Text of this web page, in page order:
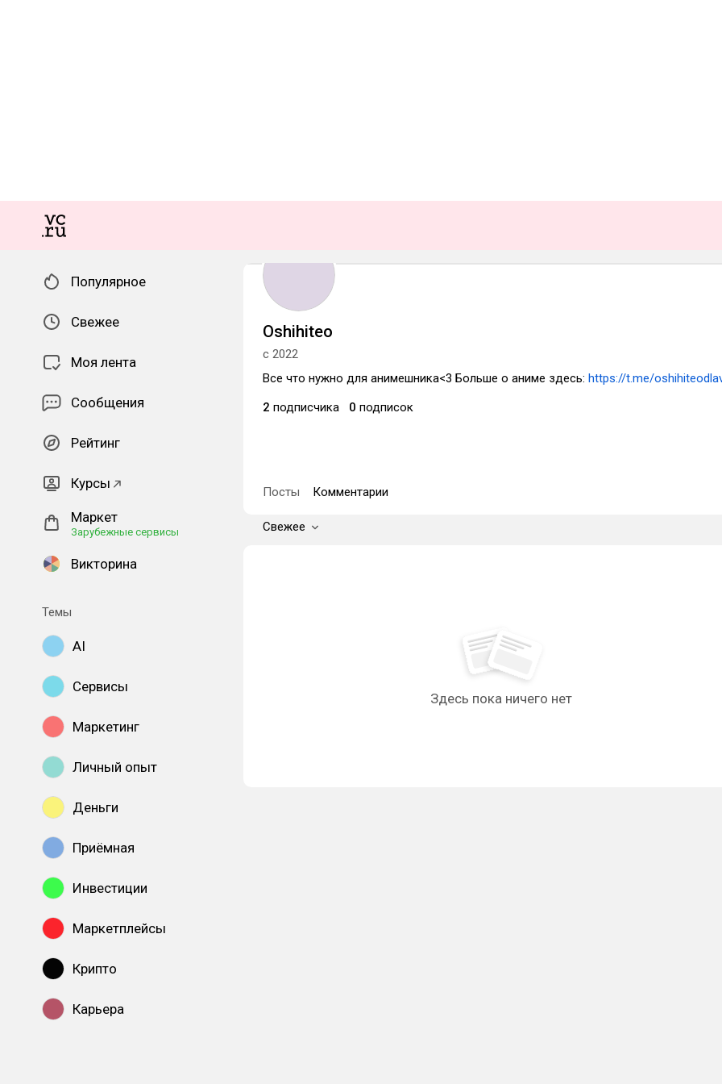
Популярное
Свежее
Моя лента
Сообщения
Рейтинг
Курсы
Маркет
Зарубежные сервисы
Викторина
Темы
AI
Сервисы
Маркетинг
Личный опыт
Деньги
Приёмная
Инвестиции
Маркетплейсы
Крипто
Карьера
Oshihiteo
с 2022
Все что нужно для анимешника<3 Больше о аниме здесь: https://t.me/
2 подписчика 0 подписок
Посты Комментарии
Свежее
Здесь пока ничего нет